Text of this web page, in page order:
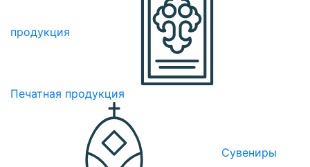
продукция
Печатная продукция
Сувениры